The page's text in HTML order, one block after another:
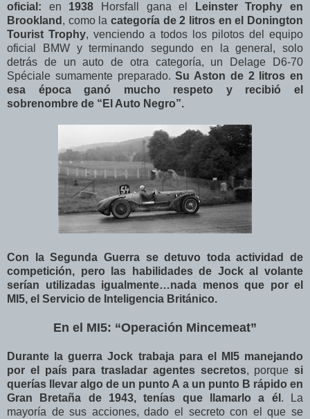
oficial: en 1938 Horsfall gana el
Leinster Trophy en
Brookland , como la categoría de 2 litros en el Donington
Tourist Trophy, venciendo a todos los pilotos del equipo
oficial BMW y terminando segundo en la general, solo
detrás de un auto de otra categoría, un Delage D6-70
Spéciale sumamente preparado.Su Aston de 2 litros en
esa época ganó mucho respeto y recibió el
sobrenombre de “El Auto Negro”.
Con la Segunda Guerra se detuvo toda actividad de
competición, pero las habilidades de Jock al volante
serían utilizadas igualmente…nada menos que por el
MI5, el Servicio de Inteligencia Británico.
En el MI5: “Operación Mincemeat”
Durante la guerra Jock trabaja para el MI5 manejando
por el país para trasladar agentes secretos, porque si
querías llevar algo de un punto A a un punto B rápido en
Gran Bretaña de 1943, tenías que llamarlo a él . La
mayoría de sus acciones, dado el secreto con el que se